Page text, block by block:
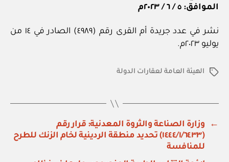
الموافق: ٥ / ٦ / ٢٠٢٣م
نشر في عدد جريدة أم القرى رقم (٤٩٨٩) الصادر في ١٤ من
يوليو ٢٠٢٣م.
الوسومالهيئة العامة لعقارات الدولة
←
وزارة الصناعة والثروة المعدنية: قرار رقم
(١٤٤٤/١/٦٤٣٣) تحديد منطقة الردينية لخام الزنك للطرح
للمنافسة